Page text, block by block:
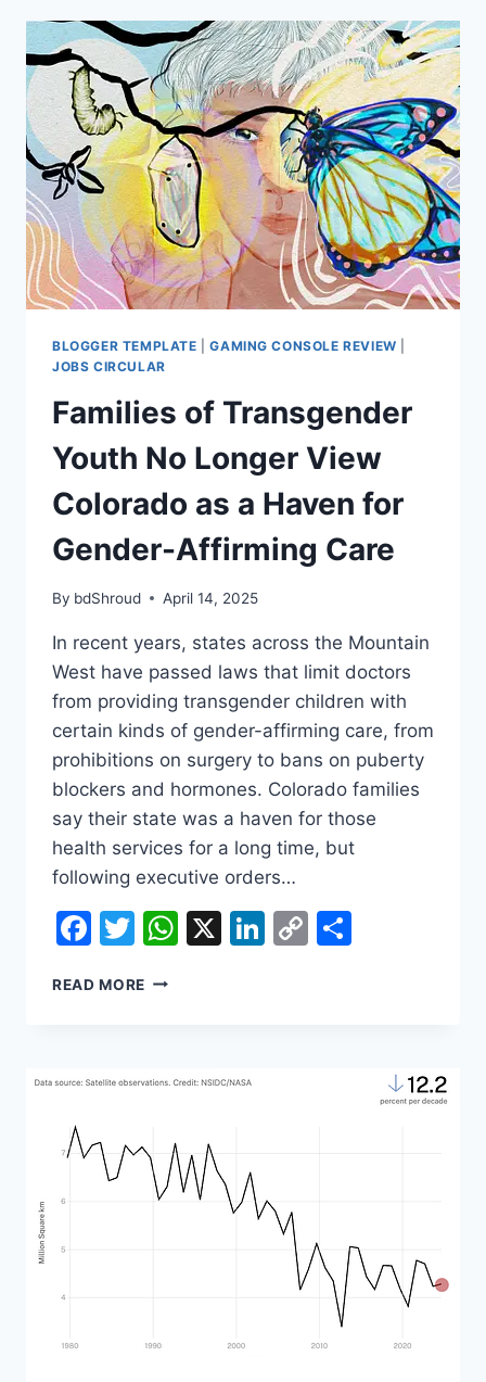
AND
ADULTS
LEARN
TO
SWIM.
TRAGEDY
CAN
STRIKE
IF
THEY
DON’T.
BLOGGER TEMPLATE |GAMING CONSOLE REVIEW
JOBS CIRCULAR
Families of Transgender
Youth No Longer View
Colorado as a Haven for
Gender-Affirming Care
By bdShroud April 14, 2025
In recent years, states across the Mountain
West have passed laws that limit doctors
from providing transgender children with
certain kinds of gender-affirming care, from
prohibitions on surgery to bans on puberty
blockers and hormones. Colorado families
say their state was a haven for those
health services for a long time, but
following executive orders…
Facebook
Twitter
WhatsApp
X LinkedIn
Copy
READ MORE FAMILIES
COLORADO
AS
A